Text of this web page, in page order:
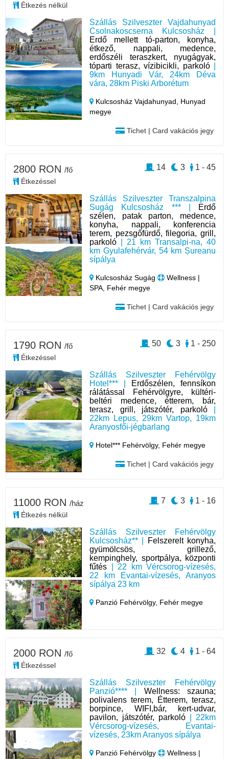
Szállás Szilveszter Vajdahunyad
Csolnakoscserna Kulcsosház |
Erdő mellett tó-parton, konyha,
étkező, nappali, medence,
erdőszéli teraszkert, nyugágyak,
tóparti terasz, vízibicikli, parkoló|
9km Hunyadi Vár, 24km Déva
vára, 28km Piski Arborétum
Kulcsosház Vajdahunyad, Hunyad
megye
Tichet | Card vakációs jegy
Étkezés nélkül
Szállás Szilveszter Transzalpina
Sugág Kulcsosház *** |
Erdő
szélen, patak parton, medence,
konyha, nappali, konferencia
terem, pezsgőfürdő, filegoria, grill,
parkoló | 21 km Transalpi-na, 40
km Gyulafehérvár, 54 km Șureanu
sípálya
Kulcsosház Sugág
Wellness |
SPA, Fehér megye
Tichet | Card vakációs jegy
2800 RON /fő
Étkezéssel
1 - 45
3
14
Szállás Szilveszter Fehérvölgy
Hotel*** |
Erdőszélen, fennsíkon
rálátással Fehérvölgyre, kültéri-
beltéri medence, étterem, bár,
terasz, grill, játszótér, parkoló|
22km Lepus, 29km Vartop, 19km
Aranyosfői-jégbarlang
Hotel*** Fehérvölgy, Fehér megye
Tichet | Card vakációs jegy
1790 RON /fő
Étkezéssel
1 - 250
3
50
Szállás Szilveszter Fehérvölgy
Kulcsosház** |
Felszerelt konyha,
gyümölcsös, grillező,
kempinghely, sportpálya, központi
fűtés | 22 km Vércsorog-vízesés,
22 km Evantai-vízesés, Aranyos
sípálya 23 km
Panzió Fehérvölgy, Fehér megye
11000 RON /ház
Étkezés nélkül
1 - 16
3
7
Szállás Szilveszter Fehérvölgy
Panzió**** | Wellness: szauna;
polivalens terem, Étterem, terasz,
borpince, WIFI,bár, kert-udvar,
pavilon, játszótér, parkoló | 22km
Vércsorog-vízesés, Evantai-
vízesés, 23km Aranyos sípálya
Panzió Fehérvölgy
Wellness |
2000 RON /fő
Étkezéssel
1 - 64
4
32